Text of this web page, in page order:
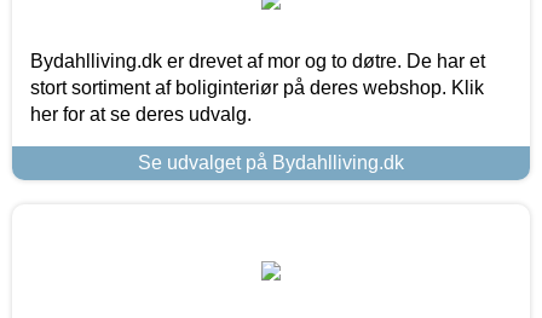
Bydahlliving.dk er drevet af mor og to døtre. De har et
stort sortiment af boliginteriør på deres webshop. Klik
her for at se deres udvalg.
Se udvalget på Bydahlliving.dk